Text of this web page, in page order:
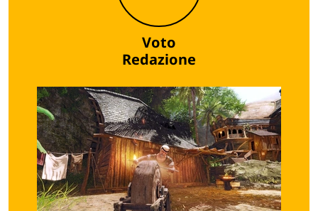
Voto
Redazione